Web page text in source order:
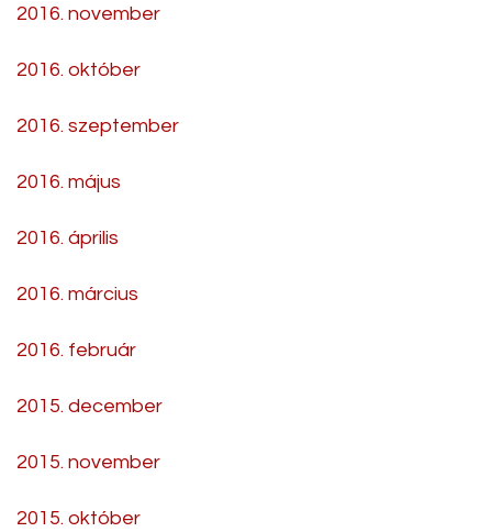
2016. november
2016. október
2016. szeptember
2016. május
2016. április
2016. március
2016. február
2015. december
2015. november
2015. október